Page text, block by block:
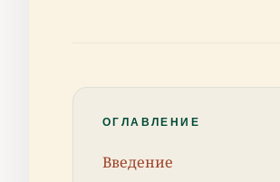
ОГЛАВЛЕНИЕ
Введение